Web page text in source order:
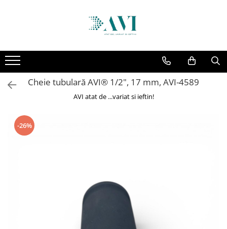
Casa
Accesorii uscatoare rufe
Aparate electrocasnice & accesorii
Aparate si accesorii intretinere
Accesorii pentru ochelari si lentile
de contact
Coloane de dus si seturi de dus
Cheie tubulară AVI® 1/2", 17 mm, AVI-4589
AVI atat de ...variat si ieftin!
-26%